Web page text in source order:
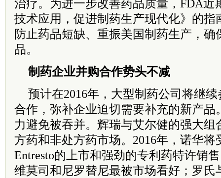
治疗。为进一步改善药品质量，FDA近
技术应用，促进制药生产现代化》的指
防止药品短缺、重振美国制药生产，确
品。
制药企业并购合作势头不减
预计在2016年，大型制药公司将继
合作，弥补企业迫切需要补充的新产品
力避免被吞并。辉瑞与艾尔健的强大组
方药和非处方药市场。2016年，诺华将
Entresto的上市和强劲的专利药特许销
维莫司和尼罗替尼最被市场看好；罗氏